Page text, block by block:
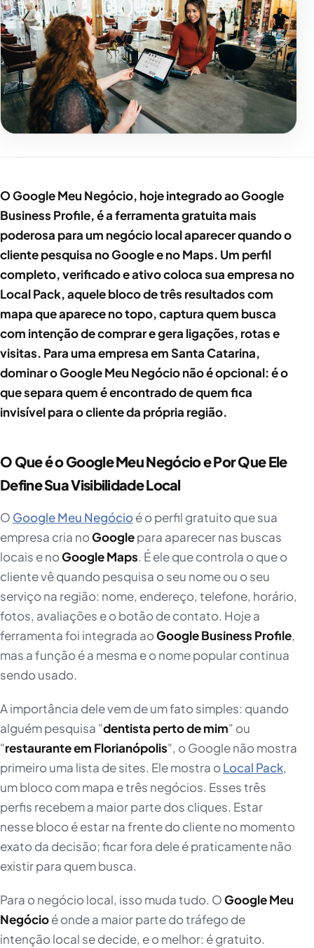
O Google Meu Negócio, hoje integrado ao Google
Business Profile, é a ferramenta gratuita mais
poderosa para um negócio local aparecer quando o
cliente pesquisa no Google e no Maps. Um perfil
completo, verificado e ativo coloca sua empresa no
Local Pack, aquele bloco de três resultados com
mapa que aparece no topo, captura quem busca
com intenção de comprar e gera ligações, rotas e
visitas. Para uma empresa em Santa Catarina,
dominar o Google Meu Negócio não é opcional: é o
que separa quem é encontrado de quem fica
invisível para o cliente da própria região.
O Que é o Google Meu Negócio e Por Que Ele
Define Sua Visibilidade Local
O Google Meu Negócioé o perfil gratuito que sua
empresa cria noGooglepara aparecer nas buscas
locais e noGoogle Maps. É ele que controla o que o
cliente vê quando pesquisa o seu nome ou o seu
serviço na região: nome, endereço, telefone, horário,
fotos, avaliações e o botão de contato. Hoje a
ferramenta foi integrada aoGoogle Business Profile,
mas a função é a mesma e o nome popular continua
sendo usado.
A importância dele vem de um fato simples: quando
alguém pesquisa "dentista perto de mim" ou
"restaurante em Florianópolis", o Google não mostra
primeiro uma lista de sites. Ele mostra oLocal Pack,
um bloco com mapa e três negócios. Esses três
perfis recebem a maior parte dos cliques. Estar
nesse bloco é estar na frente do cliente no momento
exato da decisão; ficar fora dele é praticamente não
existir para quem busca.
Para o negócio local, isso muda tudo. OGoogle Meu
Negócioé onde a maior parte do tráfego de
intenção local se decide, e o melhor: é gratuito.